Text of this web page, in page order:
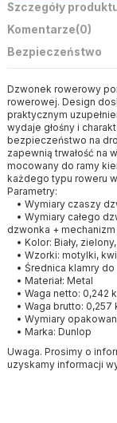
Szczegóły
Komentarze(0)
Bezpieczeństwo
Dzwonek rowerowy
rowerowej. Design
praktycznym
wydaje głośny i
bezpieczeństwo na
zapewnią trwałość na
mocowany do ramy
każdego typu roweru
Parametry:
• Wymiary czaszy
• Wymiary całego
dzwonka +
• Kolor: Biały,
• Wzorki: motylki,
• Średnica klamry do
• Materiał: Metal
• Waga netto: 0,242
• Waga brutto: 0,257
• Wymiary
• Marka: Dunlop
Uwaga. Prosimy o
uzyskamy informacji